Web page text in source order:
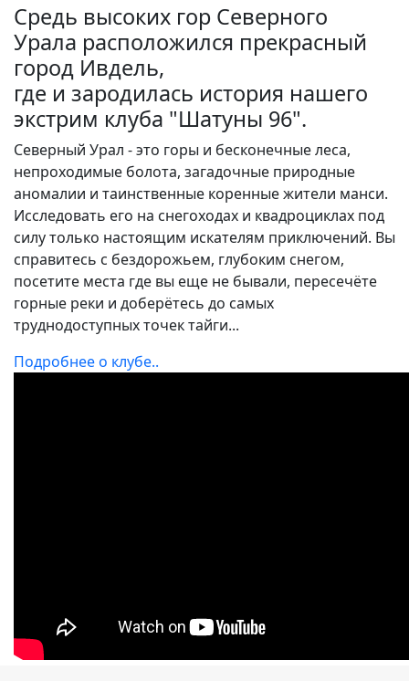
Средь высоких гор Северного
Урала расположился прекрасный
город Ивдель,
где и зародилась история нашего
экстрим клуба "Шатуны 96".
Северный Урал - это горы и бесконечные леса,
непроходимые болота, загадочные природные
аномалии и таинственные коренные жители манси.
Исследовать его на снегоходах и квадроциклах под
силу только настоящим искателям приключений. Вы
справитесь с бездорожьем, глубоким снегом,
посетите места где вы еще не бывали, пересечёте
горные реки и доберётесь до самых
труднодоступных точек тайги...
Подробнее о клубе..